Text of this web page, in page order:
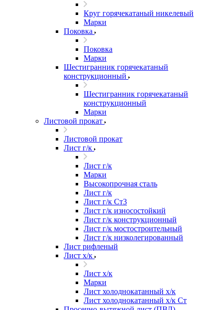
Круг горячекатаный никелевый
Марки
Поковка
Поковка
Марки
Шестигранник горячекатаный
конструкционный
Шестигранник горячекатаный
конструкционный
Марки
Листовой прокат
Листовой прокат
Лист г/к
Лист г/к
Марки
Высокопрочная сталь
Лист г/к
Лист г/к Ст3
Лист г/к износостойкий
Лист г/к конструкционный
Лист г/к мостостроительный
Лист г/к низколегированный
Лист рифленый
Лист х/к
Лист х/к
Марки
Лист холоднокатанный х/к
Лист холоднокатанный х/к Ст